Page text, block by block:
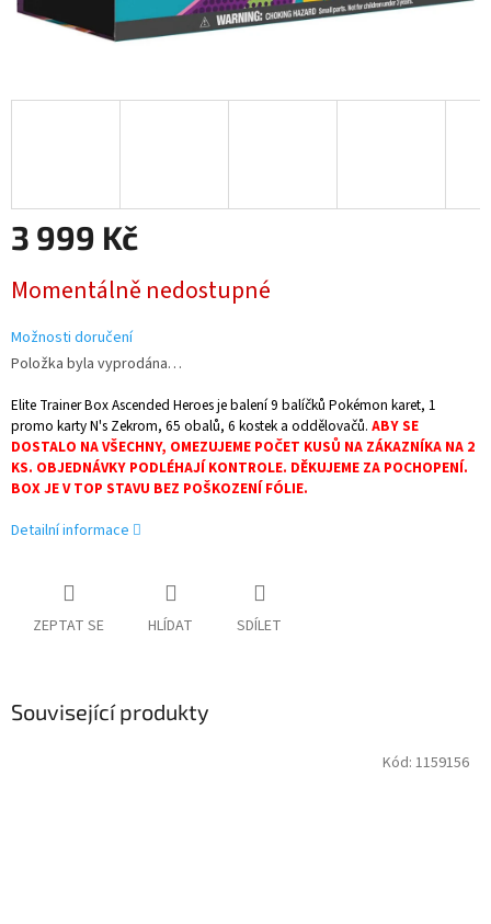
3 999 Kč
cena:
Momentálně nedostupné
Možnosti doručení
Položka byla vyprodána…
Elite Trainer Box Ascended Heroes je balení 9 balíčků Pokémon karet, 1
promo karty N's Zekrom, 65 obalů, 6 kostek a oddělovačů. ABY SE
DOSTALO NA VŠECHNY, OMEZUJEME POČET KUSŮ NA ZÁKAZNÍKA NA 2
KS. OBJEDNÁVKY PODLÉHAJÍ KONTROLE. DĚKUJEME ZA POCHOPENÍ.
BOX JE V TOP STAVU BEZ POŠKOZENÍ FÓLIE.
Detailní informace
ZEPTAT SE HLÍDAT SDÍLET
Související produkty
Kód: 1159156